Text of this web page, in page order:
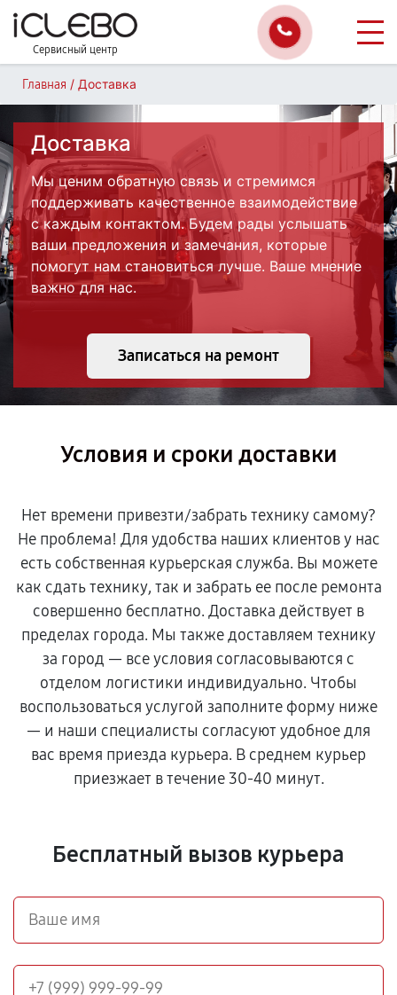
Сервисный центр
Главная / Доставка
Доставка
Мы ценим обратную связь и стремимся
поддерживать качественное взаимодействие
с каждым контактом. Будем рады услышать
ваши предложения и замечания, которые
помогут нам становиться лучше. Ваше мнение
важно для нас.
Записаться на ремонт
Условия и сроки доставки
Нет времени привезти/забрать технику самому?
Не проблема! Для удобства наших клиентов у нас
есть собственная курьерская служба. Вы можете
как сдать технику, так и забрать ее после ремонта
совершенно бесплатно. Доставка действует в
пределах города. Мы также доставляем технику
за город — все условия согласовываются с
отделом логистики индивидуально. Чтобы
воспользоваться услугой заполните форму ниже
— и наши специалисты согласуют удобное для
вас время приезда курьера. В среднем курьер
приезжает в течение 30-40 минут.
Бесплатный вызов курьера